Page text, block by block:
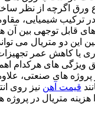
ورق اگرچه از نظر
در ترکیب شیمیایی،
های قابل توجهی بین آن
بین این دو متریال می
یا کاهش عمر
ویژگی های هرکدام
پروژه های صنعتی،
قیمت آهن نیز روی
هزینه متریال در پروژه